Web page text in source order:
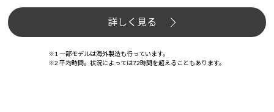
詳しく見る
※1 一部モデルは海外製造も行っています。
※2 平均時間。状況によっては72時間を超えることもあります。